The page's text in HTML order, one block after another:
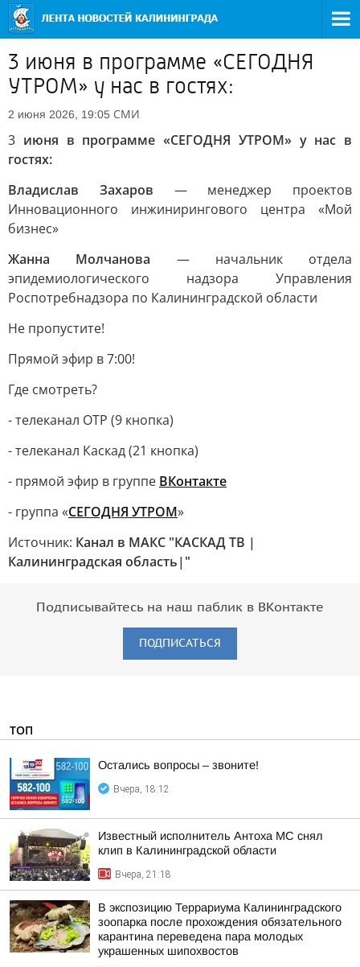
3 июня в программе «СЕГОДНЯ
УТРОМ» у нас в гостях:
2 июня 2026, 19:05 СМИ
3 июня в программе «СЕГОДНЯ УТРОМ» у нас в
гостях:
Владислав Захаров — менеджер проектов
Инновационного инжинирингового центра «Мой
бизнес»
Жанна Молчанова — начальник отдела
эпидемиологического надзора Управления
Роспотребнадзора по Калининградской области
Не пропустите!
Прямой эфир в 7:00!
Где смотреть?
- телеканал ОТР (9 кнопка)
- телеканал Каскад (21 кнопка)
- прямой эфир в группе ВКонтакте
- группа «СЕГОДНЯ УТРОМ»
Источник: Канал в МАКС "КАСКАД ТВ |
Калининградская область|"
Подписывайтесь на наш паблик в ВКонтакте
ПОДПИСАТЬСЯ
ТОП
Остались вопросы – звоните!
Вчера, 18:12
Известный исполнитель Антоха МС снял
клип в Калининградской области
Вчера, 21:18
В экспозицию Террариума Калининградского
зоопарка после прохождения обязательного
карантина переведена пара молодых
украшенных шипохвостов